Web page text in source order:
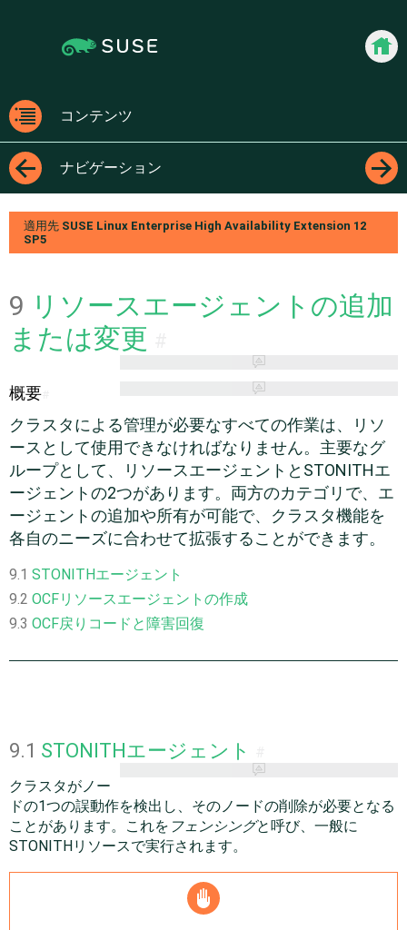
navigation:
[access
key
p]/next
page
[access
key n]
コン
テン
ツ
コンテンツ
ナビゲーション
←
→
適用先 SUSE Linux Enterprise High Availability Extension 12
SP5
9 リソースエージェントの追加
または変更
概要
クラスタによる管理が必要なすべての作業は、リソ
ースとして使用できなければなりません。主要なグ
ループとして、リソースエージェントとSTONITHエ
ージェントの2つがあります。両方のカテゴリで、エ
ージェントの追加や所有が可能で、クラスタ機能を
各自のニーズに合わせて拡張することができます。
9.1 STONITHエージェント
9.2 OCFリソースエージェントの作成
9.3 OCF戻りコードと障害回復
9.1 STONITHエージェント
クラスタがノー
ドの1つの誤動作を検出し、そのノードの削除が必要となる
ことがあります。これを フェンシングと呼び、一般に
STONITHリソースで実行されます。